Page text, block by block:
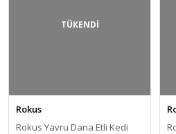
TÜKENDİ
Rokus
Rokus Yavru Dana Etli Kedi